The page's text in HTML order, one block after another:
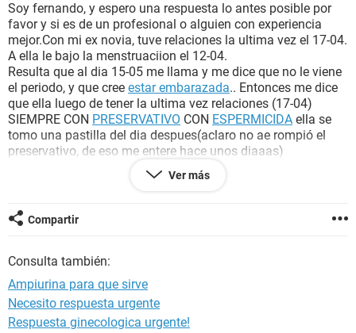
SEXUALIDAD
GLOSARIO
Soy fernando, y espero una respuesta lo antes posible por
favor y si es de un profesional o alguien con experiencia
mejor.Con mi ex novia, tuve relaciones la ultima vez el 17-04.
A ella le bajo la menstruaciion el 12-04.
Resulta que al dia 15-05 me llama y me dice que no le viene
el periodo, y que cree estar embarazada.. Entonces me dice
que ella luego de tener la ultima vez relaciones (17-04)
SIEMPRE CON PRESERVATIVO CON ESPERMICIDA ella se
tomo una pastilla del dia despues(aclaro no ae rompió el
preservativo, de eso me entere hace unos diaaas)
Entonces le pregunte si habia estado en situaciones se
, o algo que pueda afectar ademas de ingerir la
poco y nada y que en los ultimoa dias tuvo un flujo
excesivo(se sentía similar a la
ricota en crema". Luego en el dia de ayer y hoy me comento
que tiene un flujo verdoso/amarillento. (ACLARO NINGUN
FLUJO TENIA OLOR MUY FUERTE y PRESENTABA DOLORES
EN EL ABDÓMEN)
Ver más
Compartir
Consulta también:
Ampiurina para que sirve
Necesito respuesta urgente
Respuesta ginecologica urgente!